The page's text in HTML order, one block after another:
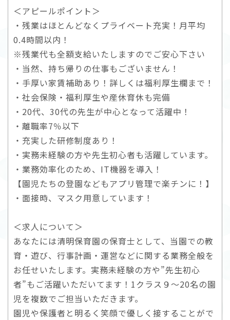
＜アピールポイント＞
・残業はほとんどなくプライベート充実！月平均
0.4時間以内！
※残業代も全額支給いたしますのでご安心下さい
・当然、持ち帰りの仕事もございません！
・手厚い家賃補助あり！詳しくは福利厚生欄まで！
・社会保険・福利厚生や産休育休も完備
・20代、30代の先生が中心となって活躍中！
・離職率7％以下
・充実した研修制度あり！
・実務未経験の方や先生初心者も活躍しています。
・業務効率化のため、IT機器を導入！
【園児たちの登園などもアプリ管理で楽チンに！】
・面接時、マスク用意しています！
＜求人について＞
あなたには清明保育園の保育士として、当園での教
育・遊び、行事計画・運営などに関する業務全般を
お任せいたします。実務未経験の方や”先生初心
者”もご活躍いただいてます！1クラス９～20名の園
児を複数でご担当いただきます。
園児や保護者と明るく笑顔で優しく接することがで